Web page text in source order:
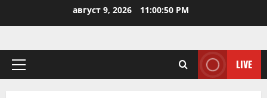
август 9, 2026 11:00:50 PM
Primary
LIVE